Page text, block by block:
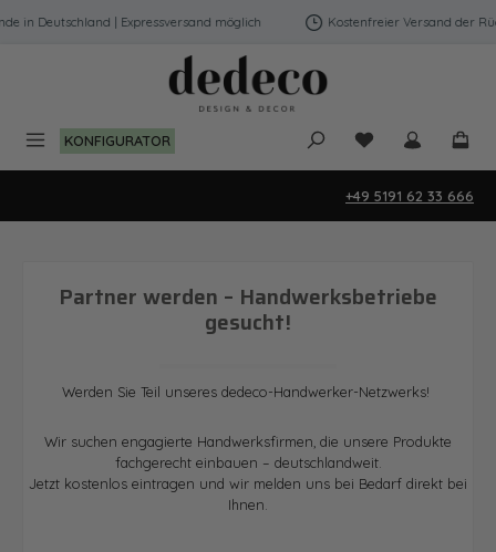
Zum Hauptinhalt springen
in Deutschland | Expressversand möglich Kostenfreier Versand der
KONFIGURATOR Du hast 0
+49 5191 62 33 666
Partner werden – Handwerksbetriebe
gesucht!
Werden Sie Teil unseres dedeco-Handwerker-Netzwerks!
Wir suchen engagierte Handwerksfirmen, die unsere Produkte
fachgerecht einbauen – deutschlandweit.
Jetzt kostenlos eintragen und wir melden uns bei Bedarf direkt bei
Ihnen.